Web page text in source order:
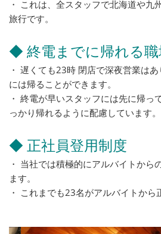
・ これは、全スタッフで北海道や九
旅行です。
◆ 終電までに帰れる
・ 遅くても23時 閉店で深夜営業は
には帰ることができます。
・ 終電が早いスタッフには先に帰っ
っかり帰れるように配慮しています。
◆ 正社員登用制度
・ 当社では積極的にアルバイトから
ます。
・ これまでも23名がアルバイトから